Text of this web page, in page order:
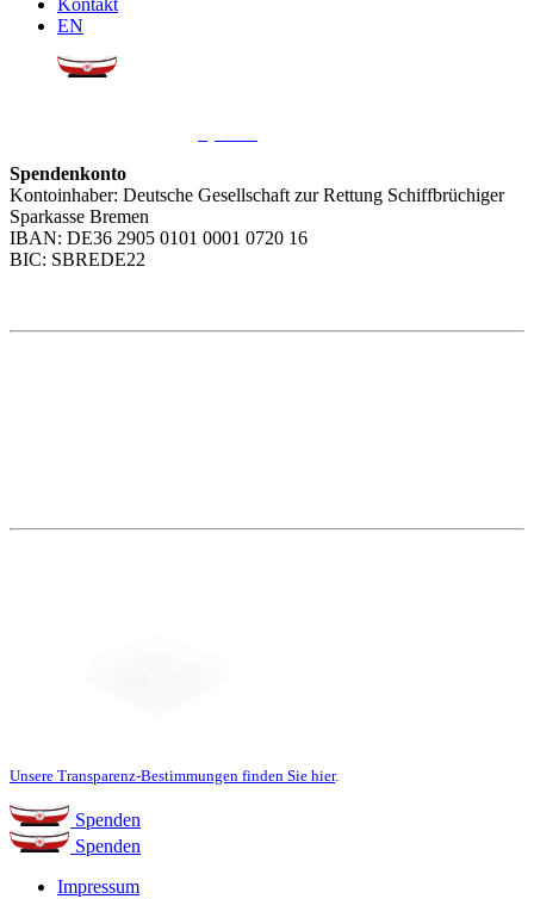
Kontakt
EN
Spendenkonto
Kontoinhaber: Deutsche Gesellschaft zur Rettung Schiffbrüchiger
Sparkasse Bremen
IBAN: DE36 2905 0101 0001 0720 16
BIC: SBREDE22
Unsere Transparenz-Bestimmungen finden Sie hier.
Spenden
Spenden
Impressum